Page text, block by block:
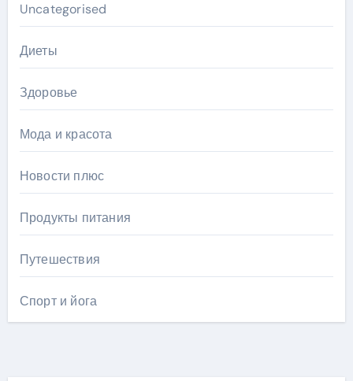
Uncategorised
Диеты
Здоровье
Мода и красота
Новости плюс
Продукты питания
Путешествия
Спорт и йога